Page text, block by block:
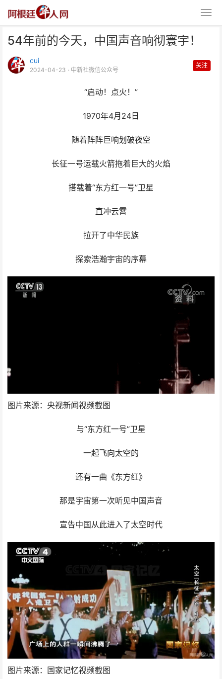
54年前的今天，中国声音响彻寰宇！
cui
2024-04-23 · 中新社微信公众号
关注
“启动！点火！”
1970年4月24日
随着阵阵巨响划破夜空
长征一号运载火箭拖着巨大的火焰
搭载着“东方红一号”卫星
直冲云霄
拉开了中华民族
探索浩瀚宇宙的序幕
图片来源：央视新闻视频截图
与“东方红一号”卫星
一起飞向太空的
还有一曲《东方红》
那是宇宙第一次听见中国声音
宣告中国从此进入了太空时代
图片来源：国家记忆视频截图
54年前的今天，中国声音响彻寰